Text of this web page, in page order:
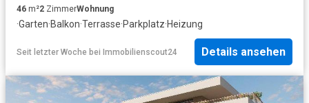
46 m²2 ZimmerWohnung
·Garten·Balkon·Terrasse·Parkplatz·Heizung
Seit letzter Woche bei Immobilienscout24 Details ansehen